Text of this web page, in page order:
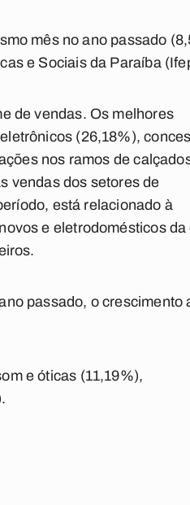
mês no ano passado
e Sociais da Paraíba
de vendas. Os melhores
(26,18%),
nos ramos de
vendas dos setores de
está relacionado à
e eletrodomésticos
passado, o crescimento
e óticas (11,19%),